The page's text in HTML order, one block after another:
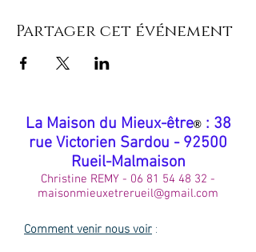
Partager cet événement
​La Maison du Mieux-être®: 38
rue Victorien Sardou - 92500
Rueil-Malmaison
Christine REMY - 06 81 54 48 32 -
maisonmieuxetrerueil@gmail.com
Comment venir nous voir: